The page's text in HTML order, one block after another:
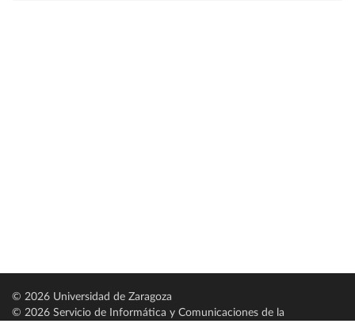
© 2026 Universidad de Zaragoza
© 2026 Servicio de Informática y Comunicaciones de la